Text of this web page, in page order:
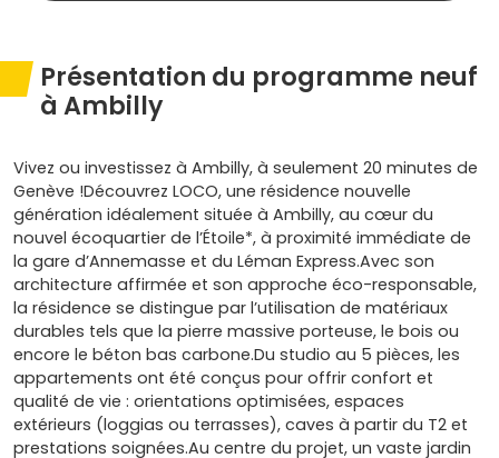
Présentation du programme neuf
à Ambilly
Vivez ou investissez à Ambilly, à seulement 20 minutes de
Genève !Découvrez LOCO, une résidence nouvelle
génération idéalement située à Ambilly, au cœur du
nouvel écoquartier de l’Étoile*, à proximité immédiate de
la gare d’Annemasse et du Léman Express.Avec son
architecture affirmée et son approche éco-responsable,
la résidence se distingue par l’utilisation de matériaux
durables tels que la pierre massive porteuse, le bois ou
encore le béton bas carbone.Du studio au 5 pièces, les
appartements ont été conçus pour offrir confort et
qualité de vie : orientations optimisées, espaces
extérieurs (loggias ou terrasses), caves à partir du T2 et
prestations soignées.Au centre du projet, un vaste jardin